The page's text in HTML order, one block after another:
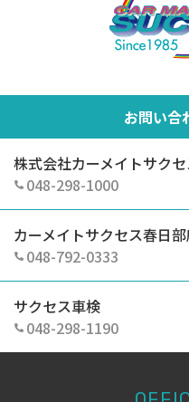
お問い合
株式会社カーメイトサク
048-298-1000
カーメイトサクセス春日
048-792-0333
サクセス車検
048-298-1190